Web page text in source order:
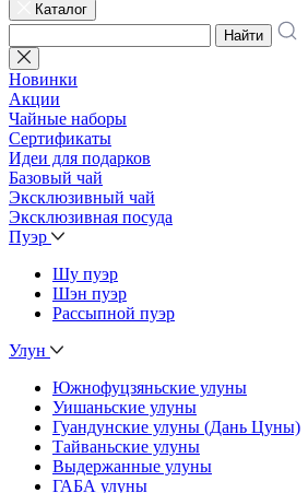
Каталог
Найти
Новинки
Акции
Чайные наборы
Сертификаты
Идеи для подарков
Базовый чай
Эксклюзивный чай
Эксклюзивная посуда
Пуэр
Шу пуэр
Шэн пуэр
Рассыпной пуэр
Улун
Южнофуцзяньские улуны
Уишаньские улуны
Гуандунские улуны (Дань Цуны)
Тайваньские улуны
Выдержанные улуны
ГАБА улуны